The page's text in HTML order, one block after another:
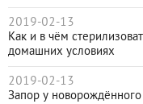
2019-02-13
Как и в чём
домашних условиях
2019-02-13
Запор у